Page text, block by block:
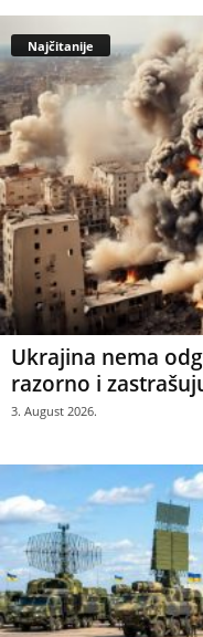
Najčitanije
Ukrajina nema
razorno i
3. August 2026.